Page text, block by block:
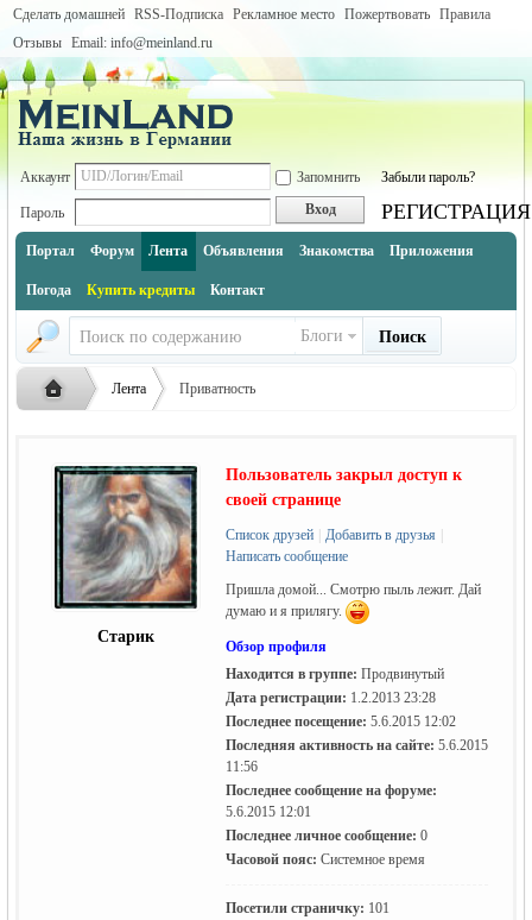
Сделать домашней RSS-Подписка Рекламное место Пожертвовать Правила
Отзывы Email: info@meinland.ru
Аккаунт Запомнить Забыли пароль?
Пароль Вход РЕГИСТРАЦИЯ
Портал Форум Лента Объявления Знакомства Приложения
Погода Купить кредиты Контакт
Блоги Поиск
Русская ›
Лента
›
Приватность
Старик
Пользователь закрыл доступ к
своей странице
Список друзей Добавить в друзья
Написать сообщение
Пришла домой... Смотрю пыль лежит. Дай
думаю и я прилягу.
Обзор профиля
Находится в группе: Продвинутый
Дата регистрации: 1.2.2013 23:28
Последнее посещение: 5.6.2015 12:02
Последняя активность на сайте: 5.6.2015
11:56
Последнее сообщение на форуме:
5.6.2015 12:01
Последнее личное сообщение: 0
Часовой пояс: Системное время
Посетили страничку: 101